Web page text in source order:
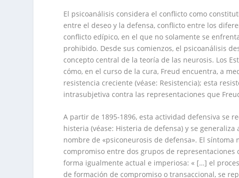
El psicoanálisis considera el conflicto como
entre el deseo y la defensa, conflicto entre los
conflicto edípico, en el que no solamente se
prohibido. Desde sus comienzos, el psicoanálisis
concepto central de la teoría de las neurosis. Los
cómo, en el curso de la cura, Freud encuentra, a
resistencia creciente (véase: Resistencia); esta
intrasubjetiva contra las representaciones que
A partir de 1895-1896, esta actividad defensiva se
histeria (véase: Histeria de defensa) y se
nombre de «psiconeurosis de defensa». El
compromiso entre dos grupos de
forma igualmente actual e imperiosa: « […] el
de formación de compromiso o transaccional, se